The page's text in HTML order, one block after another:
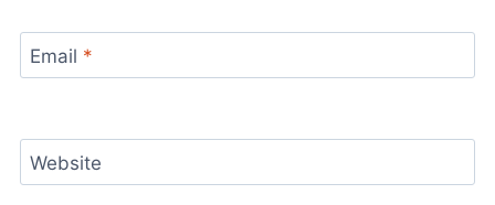
Email *
Website